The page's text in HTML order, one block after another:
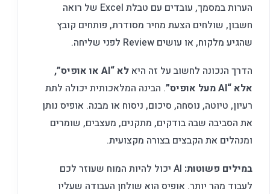
הערות במסמך, עובדים עם טבלת Excel של רואה
חשבון, שולחים הצעת מחיר מסודרת, פותחים קובץ
שהגיע מלקוח, או עושים Review לפני שליחה.
הדרך הנכונה לחשוב על זה היא
לא “AI או אופיס”,
אלא “AI מעל אופיס”
. הבינה המלאכותית יכולה לתת
רעיון, טיוטה, נוסחה, סיכום, ניסוח או מבנה. אופיס נותן
את הסביבה שבה בודקים, מתקנים, מעצבים, שומרים
ומנהלים את הקבצים בצורה מקצועית.
במילים פשוטות:
AI יכול להיות המוח שעוזר לכם
לעבוד מהר יותר. אופיס הוא שולחן העבודה שעליו